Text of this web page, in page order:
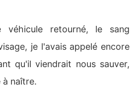
véhicule retourné, le sang
je l'avais appelé encore
qu'il viendrait nous sauver,
naître.